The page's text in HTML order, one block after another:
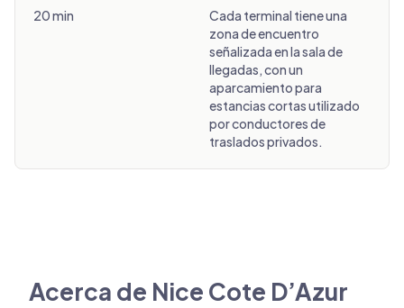
20 min
Cada terminal tiene una
zona de encuentro
señalizada en la sala de
llegadas, con un
aparcamiento para
estancias cortas utilizado
por conductores de
traslados privados.
Acerca de Nice Cote D’Azur